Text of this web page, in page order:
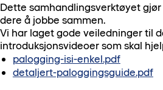
Dette samhandlingsverktøyet
dere å jobbe sammen.
Vi har laget gode veiledninger til
introduksjonsvideoer som skal
palogging-isi-enkel.pdf
detaljert-paloggingsguide.pdf